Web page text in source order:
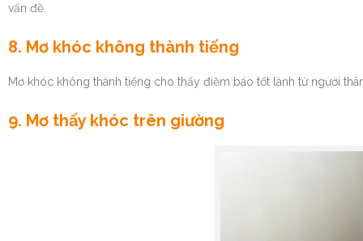
vấn đề.
8. Mơ khóc không thành tiếng
Mơ khóc không thành tiếng cho thấy điềm báo tốt lành từ người
9. Mơ thấy khóc trên giường